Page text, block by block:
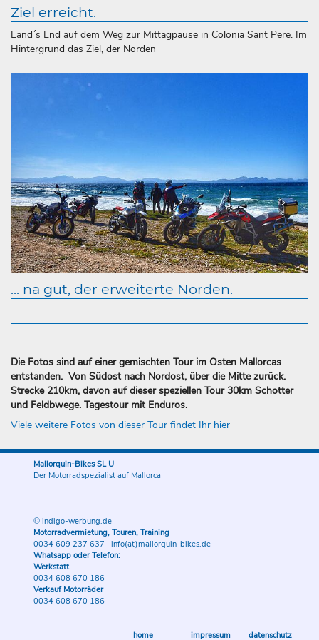
Ziel erreicht.
Land´s End auf dem Weg zur Mittagpause in Colonia Sant Pere. Im
Hintergrund das Ziel, der Norden
... na gut, der erweiterte Norden.
Die Fotos sind auf einer gemischten Tour im Osten Mallorcas
entstanden. Von Südost nach Nordost, über die Mitte zurück.
Strecke 210km, davon auf dieser speziellen Tour 30km Schotter
und Feldbwege. Tagestour mit Enduros.
Viele weitere Fotos von dieser Tour findet Ihr hier
Mallorquin-Bikes SL U
Der Motorradspezialist auf Mallorca
© indigo-werbung.de
Motorradvermietung, Touren, Training
0034 609 237 637 | info(at)mallorquin-bikes.de
Whatsapp oder Telefon:
Werkstatt
0034 608 670 186
Verkauf Motorräder
0034 608 670 186
home impressum datenschutz